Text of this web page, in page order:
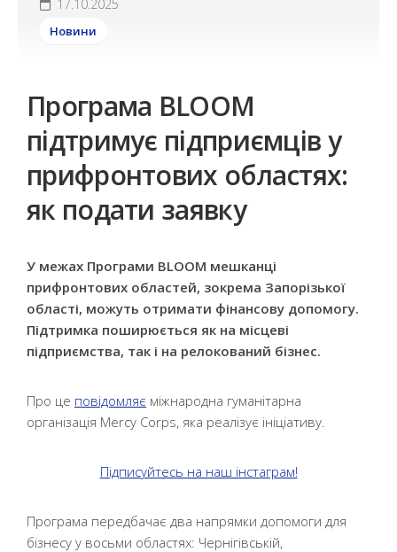
17.10.2025
Новини
Програма BLOOM
підтримує підприємців у
прифронтових областях:
як подати заявку
У межах Програми BLOOM мешканці
прифронтових областей, зокрема Запорізької
області, можуть отримати фінансову допомогу.
Підтримка поширюється як на місцеві
підприємства, так і на релокований бізнес.
Про це повідомляє міжнародна гуманітарна
організація Mercy Corps, яка реалізує ініціативу.
Підписуйтесь на наш інстаграм!
Програма передбачає два напрямки допомоги для
бізнесу у восьми областях: Чернігівській,